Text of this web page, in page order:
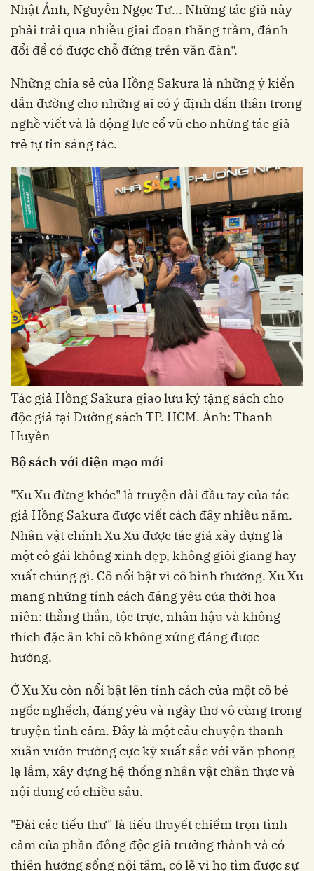
Nhật Ánh, Nguyễn Ngọc Tư... Những tác giả này
phải trải qua nhiều giai đoạn thăng trầm, đánh
đổi để có được chỗ đứng trên văn đàn".
Những chia sẻ của Hồng Sakura là những ý kiến
dẫn đường cho những ai có ý định dấn thân trong
nghề viết và là động lực cổ vũ cho những tác giả
trẻ tự tin sáng tác.
Tác giả Hồng Sakura giao lưu ký tặng sách cho
độc giả tại Đường sách TP. HCM. Ảnh: Thanh
Huyền
Bộ sách với diện mạo mới
"Xu Xu đừng khóc" là truyện dài đầu tay của tác
giả Hồng Sakura được viết cách đây nhiều năm.
Nhân vật chính Xu Xu được tác giả xây dựng là
một cô gái không xinh đẹp, không giỏi giang hay
xuất chúng gì. Cô nổi bật vì cô bình thường. Xu Xu
mang những tính cách đáng yêu của thời hoa
niên: thẳng thắn, tộc trực, nhân hậu và không
thích đặc ân khi cô không xứng đáng được
hưởng.
Ở Xu Xu còn nổi bật lên tính cách của một cô bé
ngốc nghếch, đáng yêu và ngây thơ vô cùng trong
truyện tình cảm. Đây là một câu chuyện thanh
xuân vườn trường cực kỳ xuất sắc với văn phong
lạ lẫm, xây dựng hệ thống nhân vật chân thực và
nội dung có chiều sâu.
"Đài các tiểu thư" là tiểu thuyết chiếm trọn tình
cảm của phần đông độc giả trưởng thành và có
thiên hướng sống nội tâm, có lẽ vì họ tìm được sự